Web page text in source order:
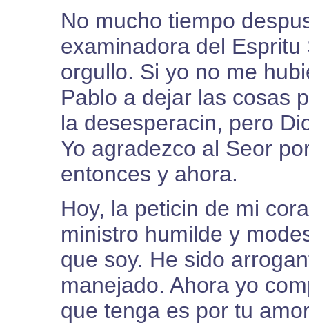
No mucho tiempo
examinadora del
orgullo. Si yo no me
Pablo a dejar las cosas
la desesperacin, pero
Yo agradezco al Seor
entonces y ahora.
Hoy, la peticin de mi
ministro humilde y
que soy. He sido
manejado. Ahora yo
que tenga es por tu